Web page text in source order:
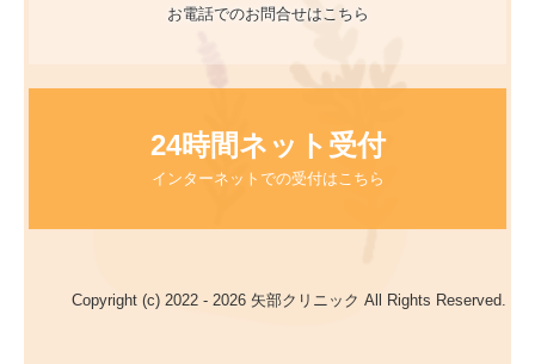
お電話でのお問合せはこちら
24時間ネット受付
インターネットでの受付はこちら
Copyright (c) 2022 - 2026 矢部クリニック All Rights Reserved.